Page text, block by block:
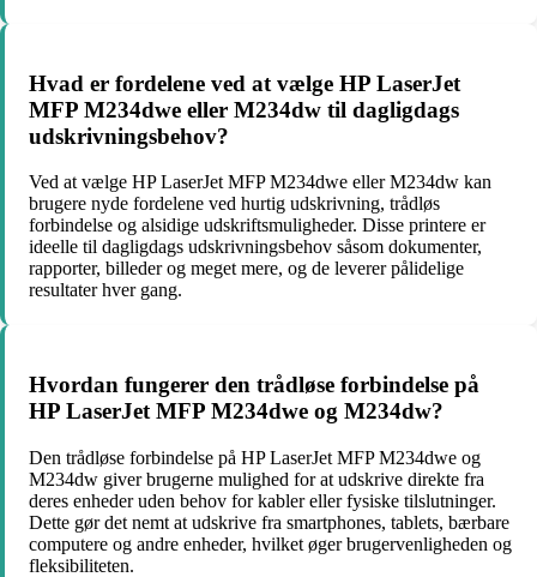
Hvad er fordelene ved at vælge HP LaserJet
MFP M234dwe eller M234dw til dagligdags
udskrivningsbehov?
Ved at vælge HP LaserJet MFP M234dwe eller M234dw kan
brugere nyde fordelene ved hurtig udskrivning, trådløs
forbindelse og alsidige udskriftsmuligheder. Disse printere er
ideelle til dagligdags udskrivningsbehov såsom dokumenter,
rapporter, billeder og meget mere, og de leverer pålidelige
resultater hver gang.
Hvordan fungerer den trådløse forbindelse på
HP LaserJet MFP M234dwe og M234dw?
Den trådløse forbindelse på HP LaserJet MFP M234dwe og
M234dw giver brugerne mulighed for at udskrive direkte fra
deres enheder uden behov for kabler eller fysiske tilslutninger.
Dette gør det nemt at udskrive fra smartphones, tablets, bærbare
computere og andre enheder, hvilket øger brugervenligheden og
fleksibiliteten.